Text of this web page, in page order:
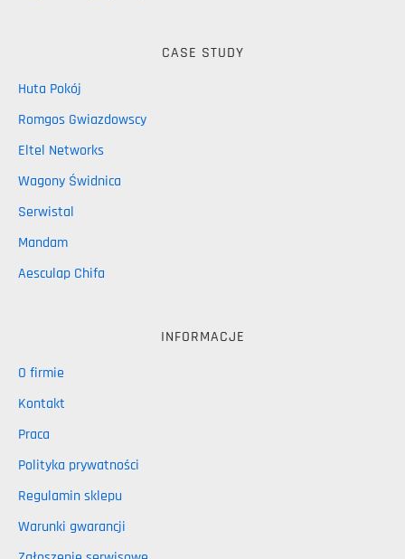
CASE STUDY
Huta Pokój
Romgos Gwiazdowscy
Eltel Networks
Wagony Świdnica
Serwistal
Mandam
Aesculap Chifa
INFORMACJE
O firmie
Kontakt
Praca
Polityka prywatności
Regulamin sklepu
Warunki gwarancji